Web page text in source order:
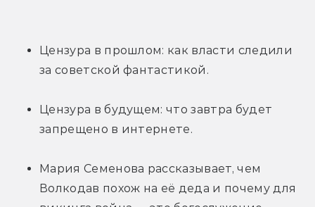
Цензура в прошлом: как власти следили
за советской фантастикой.
Цензура в будущем: что завтра будет
запрещено в интернете.
Мария Семенова рассказывает, чем
Волкодав похож на её деда и почему для